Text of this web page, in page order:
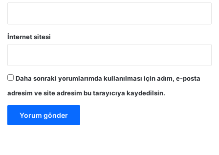
İnternet sitesi
Daha sonraki yorumlarımda kullanılması için adım, e-posta
adresim ve site adresim bu tarayıcıya kaydedilsin.